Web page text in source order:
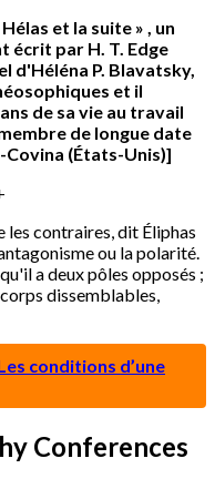
et la suite » , un
par H. T. Edge
d'Héléna P. Blavatsky,
et il
de sa vie au travail
de longue date
Covina (États-Unis)]
les contraires, dit Éliphas
ou la polarité.
a deux pôles opposés ;
dissemblables,
conditions d’une
Conferences